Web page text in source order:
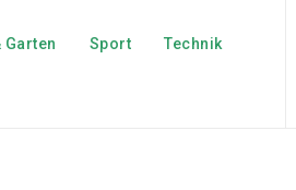
Garten Sport Technik